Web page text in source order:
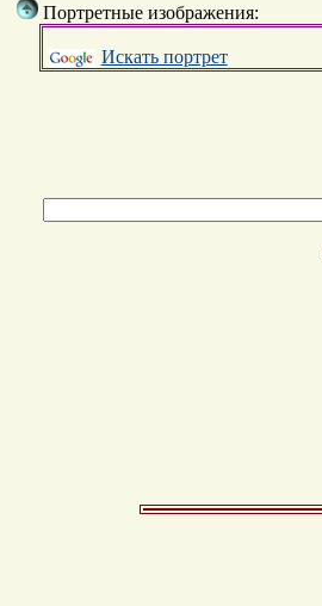
Портретные изображения:
Искать портрет